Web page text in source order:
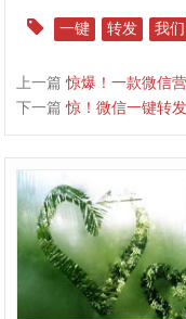
一键 转发 我们
上一篇惊爆！一款微信
下一篇惊！微信一键转